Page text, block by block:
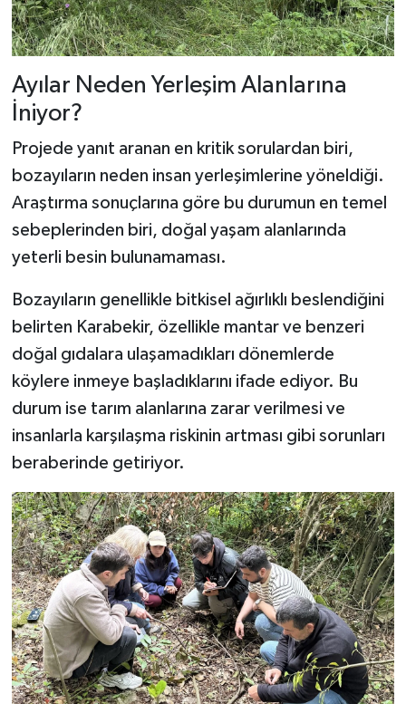
Ayılar Neden Yerleşim Alanlarına
İniyor?
Projede yanıt aranan en kritik sorulardan biri,
bozayıların neden insan yerleşimlerine yöneldiği.
Araştırma sonuçlarına göre bu durumun en temel
sebeplerinden biri, doğal yaşam alanlarında
yeterli besin bulunamaması.
Bozayıların genellikle bitkisel ağırlıklı beslendiğini
belirten Karabekir, özellikle mantar ve benzeri
doğal gıdalara ulaşamadıkları dönemlerde
köylere inmeye başladıklarını ifade ediyor. Bu
durum ise tarım alanlarına zarar verilmesi ve
insanlarla karşılaşma riskinin artması gibi sorunları
beraberinde getiriyor.